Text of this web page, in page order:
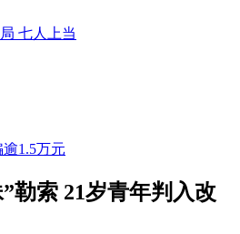
七人上当
1.5万元
勒索 21岁青年判入改